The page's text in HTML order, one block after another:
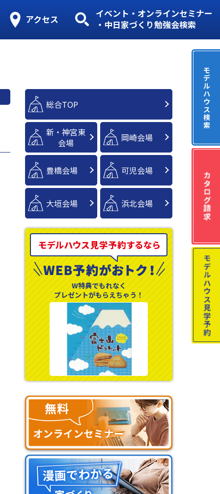
アクセス
イベント・オンラインセミナー
・中日家づくり勉強会検索
総合TOP
新・神宮東
会場
岡崎会場
豊橋会場 可児会場
大垣会場 浜北会場
W特典でもれなく
プレゼントがもらえちゃう！
モ
デ
ル
ハ
ウ
ス
検
索